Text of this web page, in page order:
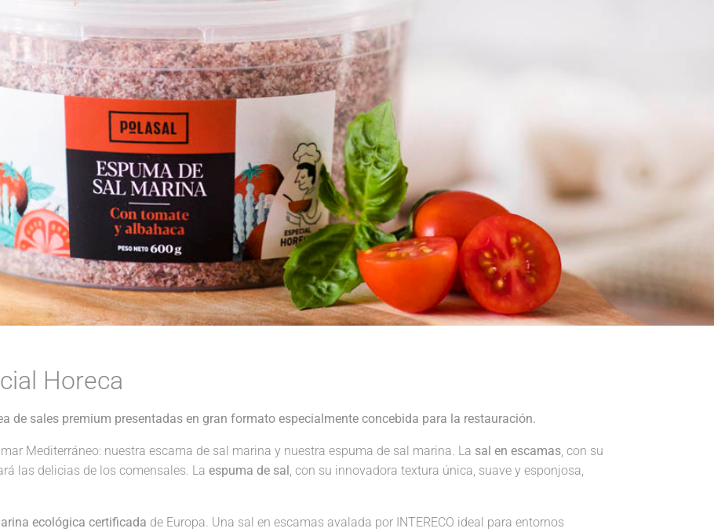
Horeca
de sales premium presentadas en gran formato especialmente concebida para la restauración.
Mediterráneo: nuestra escama de sal marina y nuestra espuma de sal marina. La sal en escamas, con su
las delicias de los comensales. La espuma de sal, con su innovadora textura única, suave y esponjosa,
ecológica certificada de Europa. Una sal en escamas avalada por INTERECO ideal para entornos